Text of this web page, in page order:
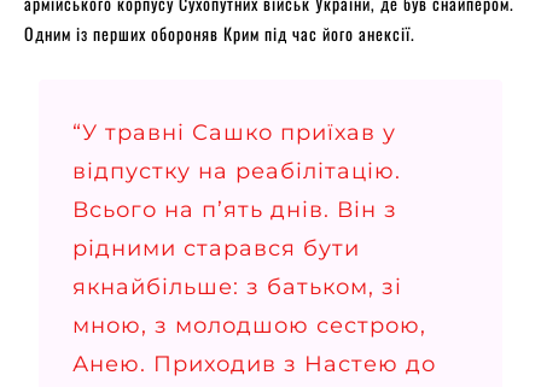
Одним із перших обороняв Крим під час його анексії.
“У травні Сашко приїхав у
відпустку на реабілітацію.
Всього на п’ять днів. Він з
рідними старався бути
якнайбільше: з батьком, зі
мною, з молодшою сестрою,
Анею. Приходив з Настею до